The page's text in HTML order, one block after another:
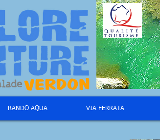
RANDO AQUA VIA FERRATA